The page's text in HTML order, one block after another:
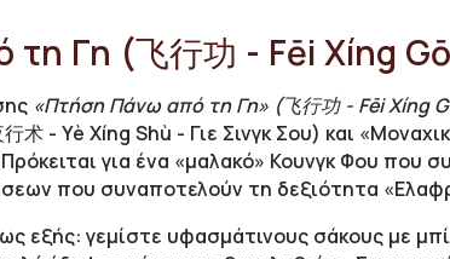
Γη (飞行功 - Fēi Xíng
«Πτήση Πάνω από τη Γη» (飞行功 - Fēi Xíng
术 - Yè Xíng Shù - Γιε Σινγκ Σου) και
για ένα «μαλακό» Κουνγκ Φου
που συναποτελούν τη δεξιότητα
εξής: γεμίστε υφασμάτινους σάκους με